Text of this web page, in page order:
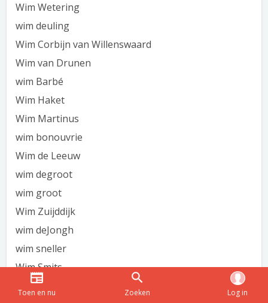
Wim Wetering
wim deuling
Wim Corbijn van Willenswaard
Wim van Drunen
wim Barbé
Wim Haket
Wim Martinus
wim bonouvrie
Wim de Leeuw
wim degroot
wim groot
Wim Zuijddijk
wim deJongh
wim sneller
Wim Smits
wim klaassen
Toen en nu Zoeken Log in